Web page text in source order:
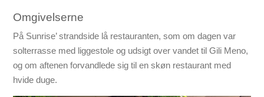
Omgivelserne
På Sunrise’ strandside lå restauranten, som om dagen var
solterrasse med liggestole og udsigt over vandet til Gili Meno,
og om aftenen forvandlede sig til en skøn restaurant med
hvide duge.